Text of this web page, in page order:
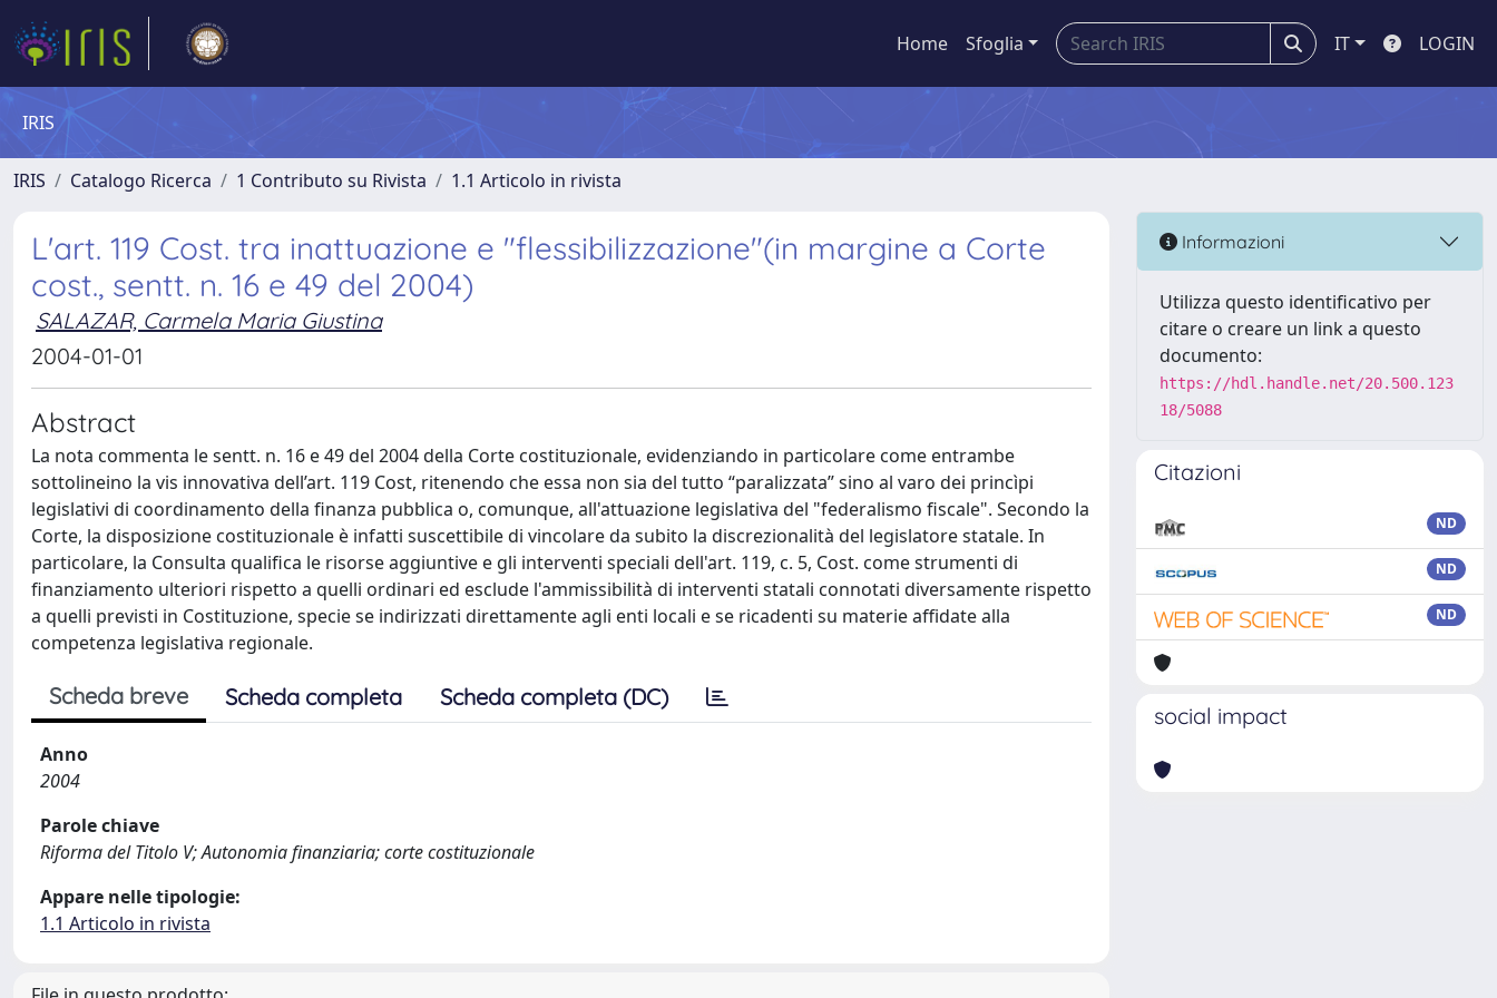
Home Sfoglia IT LOGIN
IRIS
IRIS Catalogo Ricerca 1 Contributo su Rivista 1.1 Articolo in rivista
L'art. 119 Cost. tra inattuazione e "flessibilizzazione"(in margine a Corte
cost., sentt. n. 16 e 49 del 2004)
SALAZAR, Carmela Maria Giustina
2004-01-01
Abstract
La nota commenta le sentt. n. 16 e 49 del 2004 della Corte costituzionale, evidenziando in particolare come entrambe
sottolineino la vis innovativa dell’art. 119 Cost, ritenendo che essa non sia del tutto “paralizzata” sino al varo dei princìpi
legislativi di coordinamento della finanza pubblica o, comunque, all'attuazione legislativa del "federalismo fiscale". Secondo la
Corte, la disposizione costituzionale è infatti suscettibile di vincolare da subito la discrezionalità del legislatore statale. In
particolare, la Consulta qualifica le risorse aggiuntive e gli interventi speciali dell'art. 119, c. 5, Cost. come strumenti di
finanziamento ulteriori rispetto a quelli ordinari ed esclude l'ammissibilità di interventi statali connotati diversamente rispetto
a quelli previsti in Costituzione, specie se indirizzati direttamente agli enti locali e se ricadenti su materie affidate alla
competenza legislativa regionale.
Scheda breve Scheda completa Scheda completa (DC)
Anno
2004
Parole chiave
Riforma del Titolo V; Autonomia finanziaria; corte costituzionale
Appare nelle tipologie:
1.1 Articolo in rivista
Informazioni
Utilizza questo identificativo per
citare o creare un link a questo
documento:
https://hdl.handle.net/20.500.123
18/5088
Citazioni
ND
ND
ND
social impact